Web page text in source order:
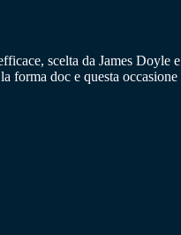
scelta da James Doyle
doc e questa occasione